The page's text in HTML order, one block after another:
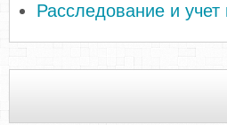
Расследование и учет